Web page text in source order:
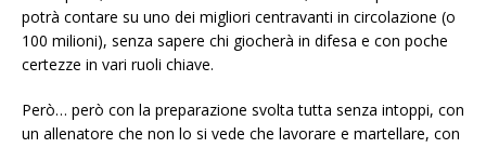
potrà contare su uno dei migliori centravanti in circolazione (o
100 milioni), senza sapere chi giocherà in difesa e con poche
certezze in vari ruoli chiave.
Però… però con la preparazione svolta tutta senza intoppi, con
un allenatore che non lo si vede che lavorare e martellare, con